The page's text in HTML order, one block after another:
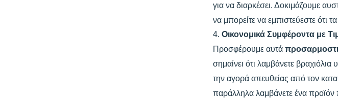
για να διαρκέσει. Δοκιμάζουμε
να μπορείτε να εμπιστεύεστε ότι
4. Οικονομικά Συμφέροντα με
Προσφέρουμε αυτά
σημαίνει ότι λαμβάνετε
την αγορά απευθείας από τον
παράλληλα λαμβάνετε ένα